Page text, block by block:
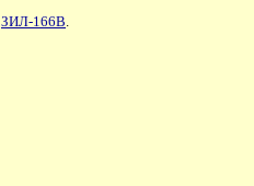
ЗИЛ-166В.